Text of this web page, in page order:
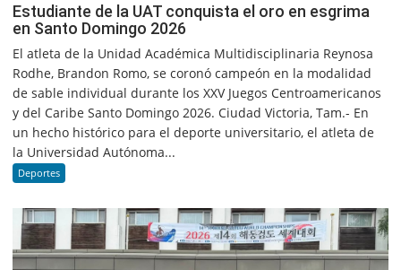
Estudiante de la UAT conquista el oro en esgrima
en Santo Domingo 2026
El atleta de la Unidad Académica Multidisciplinaria Reynosa
Rodhe, Brandon Romo, se coronó campeón en la modalidad
de sable individual durante los XXV Juegos Centroamericanos
y del Caribe Santo Domingo 2026. Ciudad Victoria, Tam.- En
un hecho histórico para el deporte universitario, el atleta de
la Universidad Autónoma...
Deportes